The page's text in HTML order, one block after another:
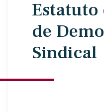
de
Sindical